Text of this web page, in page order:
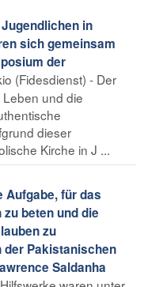
in
sich gemeinsam
der
(Fidesdienst) - Der
und die
dieser
Kirche in J ...
Aufgabe, für das
beten und die
zu
der Pakistanischen
Saldanha